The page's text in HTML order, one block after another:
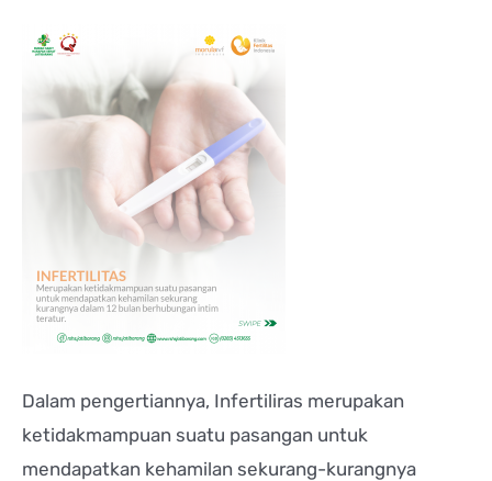
Dalam pengertiannya, Infertiliras merupakan
ketidakmampuan suatu pasangan untuk
mendapatkan kehamilan sekurang-kurangnya